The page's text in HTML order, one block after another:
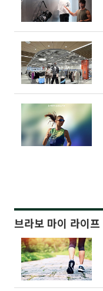
브라보 마이 라이프